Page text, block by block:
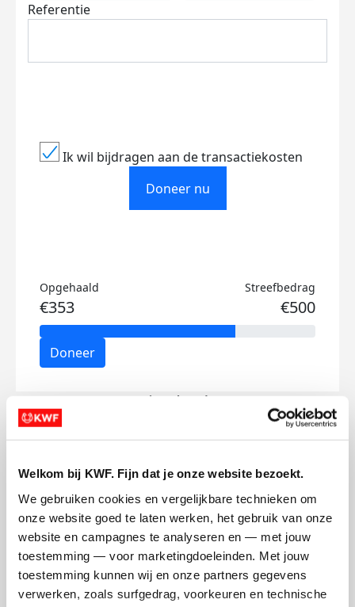
Welkom bij KWF. Fijn dat je onze website bezoekt.
We gebruiken cookies en vergelijkbare technieken om
onze website goed te laten werken, het gebruik van onze
website en campagnes te analyseren en — met jouw
toestemming — voor marketingdoeleinden. Met jouw
toestemming kunnen wij en onze partners gegevens
verwerken, zoals surfgedrag, voorkeuren en technische
Referentie
Ik wil bijdragen aan de transactiekosten
Doneer nu
Opgehaald
€353
Streefbedrag
€500
Doneer
Jorrit's badges